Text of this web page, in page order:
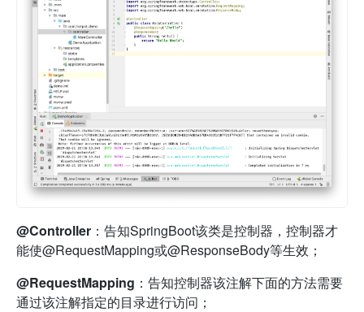
@Controller ：告知SpringBoot该类是控制器，控制器才
能使@RequestMapping或@ResponseBody等生效；
@RequestMapping ：告知控制器该注解下面的方法需要
通过该注解指定的目录进行访问；